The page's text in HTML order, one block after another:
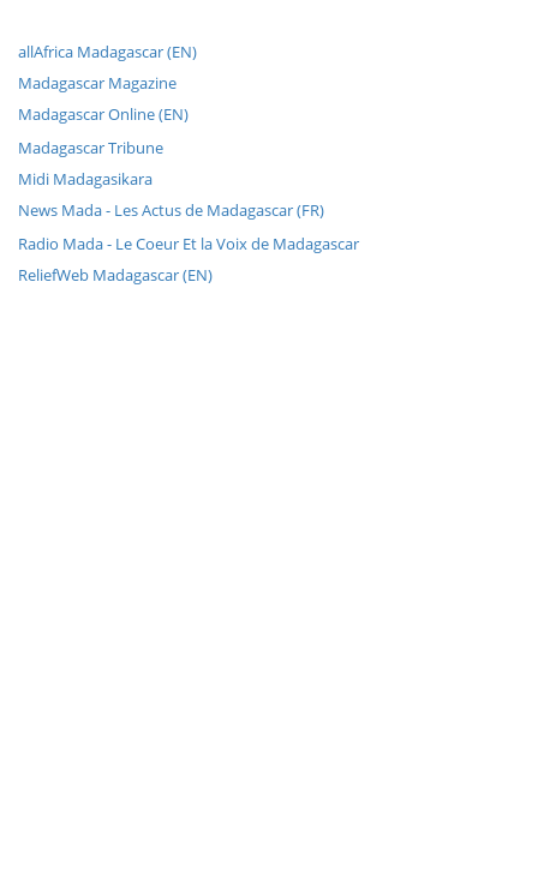
allAfrica Madagascar (EN)
Madagascar Magazine
Madagascar Online (EN)
Madagascar Tribune
Midi Madagasikara
News Mada - Les Actus de Madagascar (FR)
Radio Mada - Le Coeur Et la Voix de Madagascar
ReliefWeb Madagascar (EN)